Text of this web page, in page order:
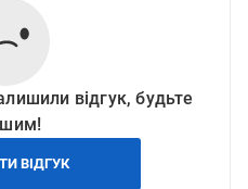
відгук, будьте
ВІДГУК